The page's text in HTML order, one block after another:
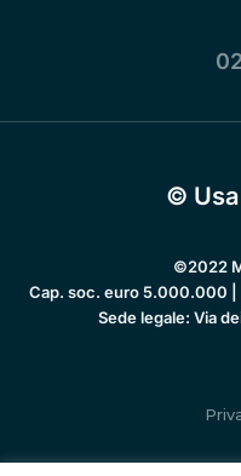
©
©2022
Cap. soc. euro 5.000.000 |
Sede legale: Via